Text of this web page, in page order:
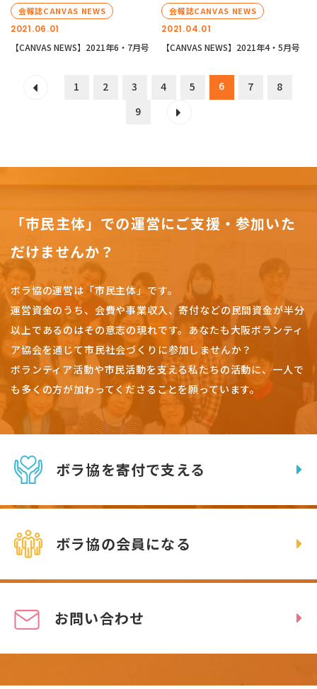
2021.06.01
会報誌CANVAS NEWS
【CANVAS NEWS】2021年6・7月号
2021.04.01
会報誌CANVAS NEWS
【CANVAS NEWS】2021年4・5月号
1 2 3 4 5 6 7
8
9
「市民主体」での運営にご支援・参加いた
だけませんか？
ボラ協の運営は「市民主体」です。
運営資金のうち、会費や事業収入、寄付などの民間資金が半分
以上であるのはその意志の現れです。 あなたも大阪ボランティ
ア協会を通じて市民社会づくりに参加しませんか？
ボランティア活動や市民活動を支える私たちの活動に、一人で
も多くの方が加わってくださることを願っています。
ボラ協を寄付で支える
ボラ協の会員になる
お問い合わせ